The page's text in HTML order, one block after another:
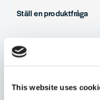
This website uses
Produkttyp
Klinghålsdiameter
Ställ en produktfråga
question
Fråga oss något om
name
Namn
Relaterade kategorier